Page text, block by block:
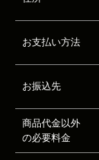
お支払い方法
お振込先
商品代金以外
の必要料金